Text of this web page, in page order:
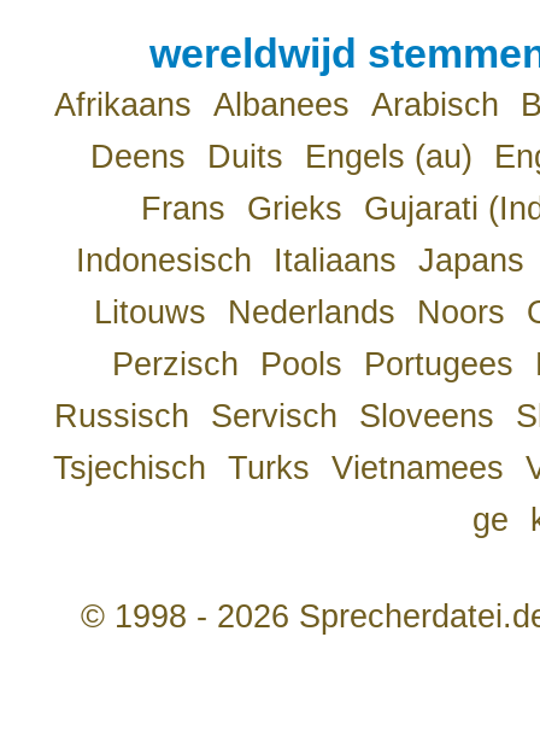
wereldwijd
Afrikaans Albanees Arabisch
Deens
Duits Engels (au)
Frans
Grieks
Gujarati
Indonesisch
Italiaans
Japans
Litouws
Nederlands Noors
Perzisch
Pools Portugees
Russisch
Servisch Sloveens
Tsjechisch
Turks Vietnamees
ge
© 1998 - 2026